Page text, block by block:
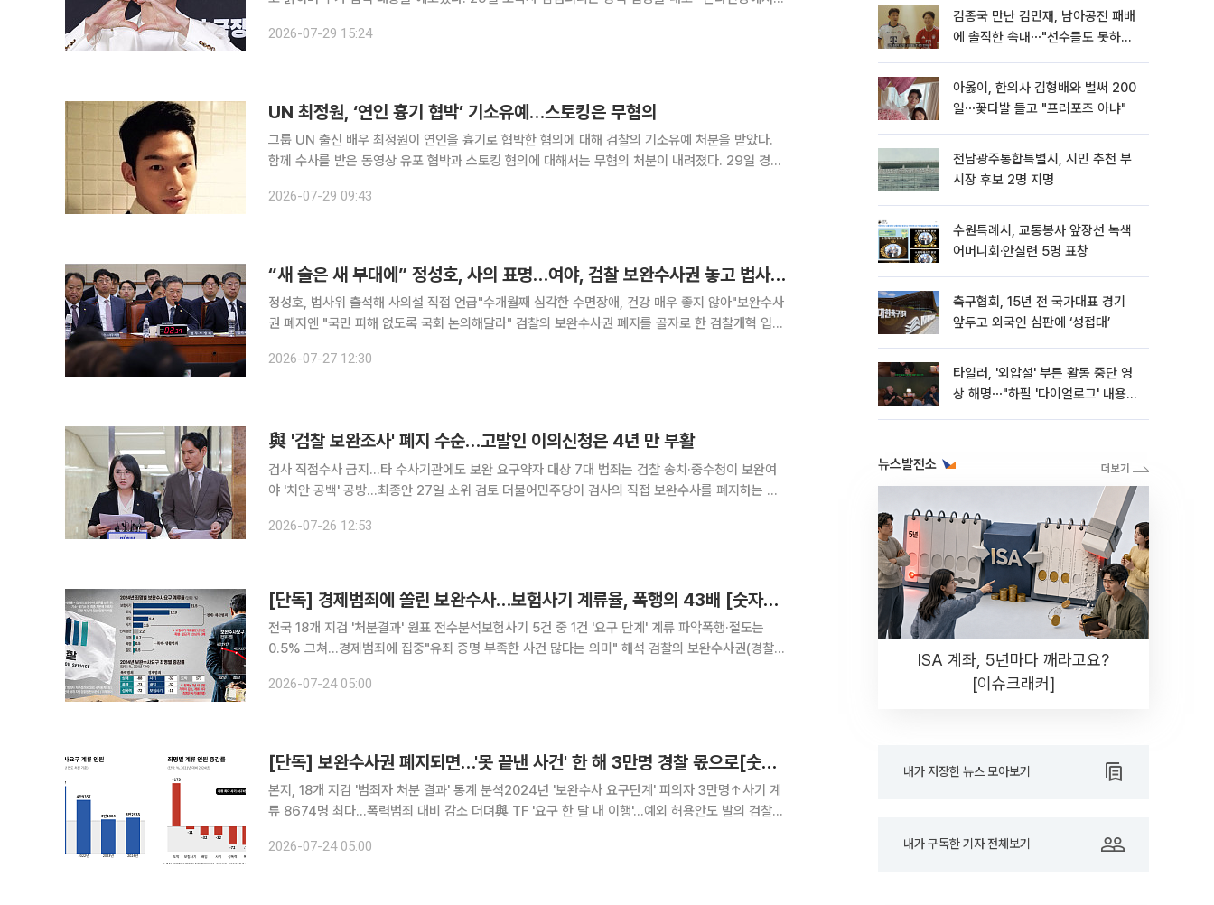
2026-07-29 15:24
UN 최정원, ‘연인 흉기 협박’ 기소유예…스토킹은 무혐의
그룹 UN 출신 배우 최정원이 연인을 흉기로 협박한 혐의에 대해 검찰의 기소유예 처분을 받았다.
함께 수사를 받은 동영상 유포 협박과 스토킹 혐의에 대해서는 무혐의 처분이 내려졌다. 29일 경향
분하고 성폭력처벌법상 촬영물이용협박과 스토킹처벌법 위반 혐의는 불기소
2026-07-29 09:43
“새 술은 새 부대에” 정성호, 사의 표명…여야, 검찰 보완수사권 놓고 법사위 격돌
정성호, 법사위 출석해 사의설 직접 언급"수개월째 심각한 수면장애, 건강 매우 좋지 않아"보완수사
권 폐지엔 "국민 피해 없도록 국회 논의해달라" 검찰의 보완수사권 폐지를 골자로 한 검찰개혁 입법
정 장관은 이재명 대통령의 국외 순방 일정을 이유로 직접적인 사퇴
2026-07-27 12:30
與 '검찰 보완조사' 폐지 수순…고발인 이의신청은 4년 만 부활
검사 직접수사 금지…타 수사기관에도 보완 요구약자 대상 7대 범죄는 검찰 송치·중수청이 보완여
야 '치안 공백' 공방…최종안 27일 소위 검토 더불어민주당이 검사의 직접 보완수사를 폐지하는 형
찰 수사가 부족할 때 검사가 피의자·피해자를 불러 직접 조사하는 '검찰
2026-07-26 12:53
[단독] 경제범죄에 쏠린 보완수사…보험사기 계류율, 폭행의 43배 [숫자로본 보완수사권①]
전국 18개 지검 '처분결과' 원표 전수분석보험사기 5건 중 1건 '요구 단계' 계류 파악폭행·절도는
0.5% 그쳐…경제범죄에 집중"유죄 증명 부족한 사건 많다는 의미" 해석 검찰의 보완수사권(경찰이
는 사실상 사기·배임·보험사기 등 경제범죄에 집중돼온 것으로
2026-07-24 05:00
[단독] 보완수사권 폐지되면…'못 끝낸 사건' 한 해 3만명 경찰 몫으로[숫자로 본 보완수사권②]
본지, 18개 지검 '범죄자 처분 결과' 통계 분석2024년 '보완수사 요구단계' 피의자 3만명↑사기 계
류 8674명 최다…폭력범죄 대비 감소 더뎌與 TF '요구 한 달 내 이행'…예외 허용안도 발의 검찰이
로 나타났다. 보완수사 요구 단계에 머무는 피의자
2026-07-24 05:00
김종국 만난 김민재, 남아공전 패배
에 솔직한 속내⋯"선수들도 못하긴
아옳이, 한의사 김형배와 벌써 200
일⋯꽃다발 들고 "프러포즈 아냐"
전남광주통합특별시, 시민 추천 부
시장 후보 2명 지명
수원특례시, 교통봉사 앞장선 녹색
어머니회·안실련 5명 표창
축구협회, 15년 전 국가대표 경기
앞두고 외국인 심판에 ‘성접대’
타일러, '외압설' 부른 활동 중단 영
상 해명⋯"하필 '다이얼로그' 내용이
뉴스발전소
ISA 계좌, 5년마다 깨라고요?
[이슈크래커]
내가 저장한 뉴스 모아보기
내가 구독한 기자 전체보기